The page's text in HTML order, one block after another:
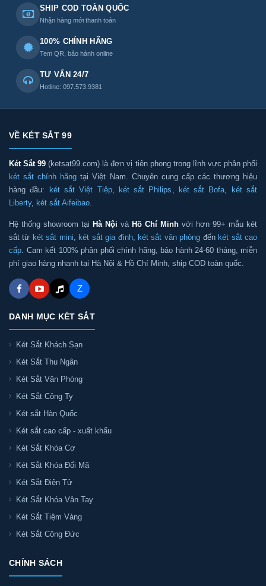
SHIP COD TOÀN QUỐC
Nhận hàng mới thanh toán
100% CHÍNH HÃNG
Tem QR, bảo hành online
TƯ VẤN 24/7
Hotline: 097.573.9381
VỀ KÉT SẮT 99
Két Sắt 99 (ketsat99.com) là đơn vị tiên phong trong lĩnh vực phân phối
két sắt chính hãng tại Việt Nam. Chuyên cung cấp các thương hiệu
hàng đầu:
két sắt Việt Tiệp, két sắt Philips , két sắt Bofa,
két sắt
Liberty, két sắt Aifeibao.
Hệ thống showroom tại Hà Nội và Hồ Chí Minh với hơn 99+ mẫu két
sắt từ két sắt mini, két sắt gia đình, két sắt văn phòng đến két sắt cao
cấp. Cam kết 100% phân phối chính hãng, bảo hành 24-60 tháng, miễn
phí giao hàng nhanh tại Hà Nội & Hồ Chí Minh, ship COD toàn quốc.
Z
DANH MỤC KÉT SẮT
Két Sắt Khách Sạn
Két Sắt Thu Ngân
Két Sắt Văn Phòng
Két Sắt Công Ty
Két sắt Hàn Quốc
Két sắt cao cấp - xuất khẩu
Két Sắt Khóa Cơ
Két Sắt Khóa Đổi Mã
Két Sắt Điện Tử
Két Sắt Khóa Vân Tay
Két Sắt Tiệm Vàng
Két Sắt Công Đức
CHÍNH SÁCH